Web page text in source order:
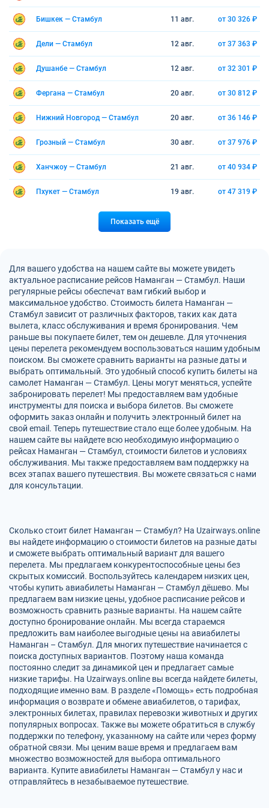
Бишкек — Стамбул 11 авг. от 30 326 ₽
Дели — Стамбул 12 авг. от 37 363 ₽
Душанбе — Стамбул 12 авг. от 32 301 ₽
Фергана — Стамбул 20 авг. от 30 812 ₽
Нижний Новгород — Стамбул 20 авг. от 36 146 ₽
Грозный — Стамбул 30 авг. от 37 976 ₽
Ханчжоу — Стамбул 21 авг. от 40 934 ₽
Пхукет — Стамбул 19 авг. от 47 319 ₽
Показать ещё
Для вашего удобства на нашем сайте вы можете увидеть
актуальное расписание рейсов Наманган — Стамбул. Наши
регулярные рейсы обеспечат вам гибкий выбор и
максимальное удобство. Стоимость билета Наманган —
Стамбул зависит от различных факторов, таких как дата
вылета, класс обслуживания и время бронирования. Чем
раньше вы покупаете билет, тем он дешевле. Для уточнения
цены перелета рекомендуем воспользоваться нашим удобным
поиском. Вы сможете сравнить варианты на разные даты и
выбрать оптимальный. Это удобный способ купить билеты на
самолет Наманган — Стамбул. Цены могут меняться, успейте
забронировать перелет! Мы предоставляем вам удобные
инструменты для поиска и выбора билетов. Вы сможете
оформить заказ онлайн и получить электронный билет на
свой email. Теперь путешествие стало еще более удобным. На
нашем сайте вы найдете всю необходимую информацию о
рейсах Наманган — Стамбул, стоимости билетов и условиях
обслуживания. Мы также предоставляем вам поддержку на
всех этапах вашего путешествия. Вы можете связаться с нами
для консультации.
Сколько стоит билет Наманган — Стамбул? На Uzairways.online
вы найдете информацию о стоимости билетов на разные даты
и сможете выбрать оптимальный вариант для вашего
перелета. Мы предлагаем конкурентоспособные цены без
скрытых комиссий. Воспользуйтесь календарем низких цен,
чтобы купить авиабилеты Наманган — Стамбул дёшево. Мы
предлагаем вам низкие цены, удобное расписание рейсов и
возможность сравнить разные варианты. На нашем сайте
доступно бронирование онлайн. Мы всегда стараемся
предложить вам наиболее выгодные цены на авиабилеты
Наманган – Стамбул. Для многих путешествие начинается с
поиска доступных вариантов. Поэтому наша команда
постоянно следит за динамикой цен и предлагает самые
низкие тарифы. На Uzairways.online вы всегда найдете билеты,
подходящие именно вам. В разделе «Помощь» есть подробная
информация о возврате и обмене авиабилетов, о тарифах,
электронных билетах, правилах перевозки животных и других
популярных вопросах. Также вы можете обратиться в службу
поддержки по телефону, указанному на сайте или через форму
обратной связи. Мы ценим ваше время и предлагаем вам
множество возможностей для выбора оптимального
варианта. Купите авиабилеты Наманган — Стамбул у нас и
отправляйтесь в незабываемое путешествие.